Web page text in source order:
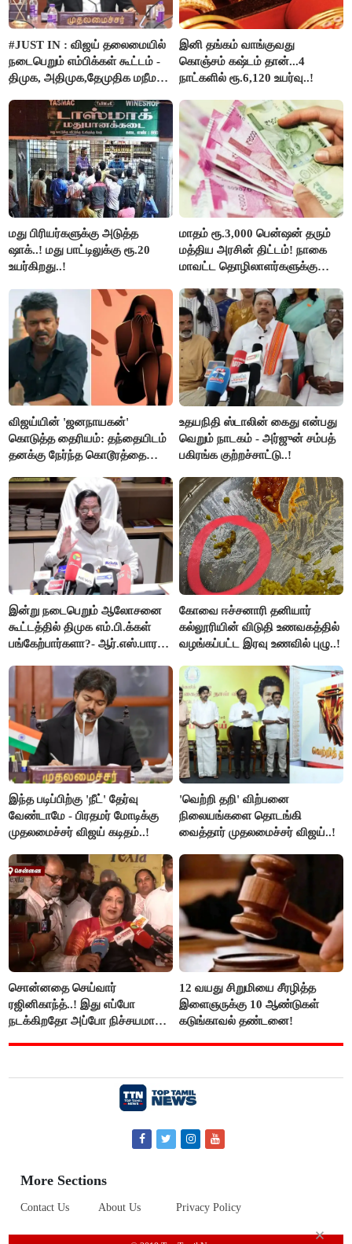
#JUST IN : விஜய் தலைமையில்
நடைபெறும் எம்பிக்கள் கூட்டம் -
திமுக, அதிமுக,தேமுதிக மநீம
இனி தங்கம் வாங்குவது
கொஞ்சம் கஷ்டம் தான்...4
நாட்களில் ரூ.6,120 உயர்வு..!
மது பிரியர்களுக்கு அடுத்த
ஷாக்..! மது பாட்டிலுக்கு ரூ.20
உயர்கிறது..!
மாதம் ரூ.3,000 பென்ஷன் தரும்
மத்திய அரசின் திட்டம்! நாகை
மாவட்ட தொழிலாளர்களுக்கு
செய்தி!
விஜய்யின் 'ஜனநாயகன்'
கொடுத்த தைரியம்: தந்தையிடம்
தனக்கு நேர்ந்த கொடூரத்தை
உதயநிதி ஸ்டாலின் கைது என்பது
வெறும் நாடகம் - அர்ஜுன் சம்பத்
பகிரங்க குற்றச்சாட்டு..!
இன்று நடைபெறும் ஆலோசனை
கூட்டத்தில் திமுக எம்.பி.க்கள்
பங்கேற்பார்களா?- ஆர்.எஸ்.பாரதி
கோவை ஈச்சனாரி தனியார்
கல்லூரியின் விடுதி உணவகத்தில்
வழங்கப்பட்ட இரவு உணவில் புழு..!
இந்த படிப்பிற்கு 'நீட்' தேர்வு
வேண்டாமே - பிரதமர் மோடிக்கு
முதலமைச்சர் விஜய் கடிதம்..!
'வெற்றி தறி' விற்பனை
நிலையங்களை தொடங்கி
வைத்தார் முதலமைச்சர் விஜய்..!
சொன்னதை செய்வார்
ரஜினிகாந்த்..! இது எப்போ
நடக்கிறதோ அப்போ நிச்சயமாக
12 வயது சிறுமியை சீரழித்த
இளைஞருக்கு 10 ஆண்டுகள்
கடுங்காவல் தண்டனை!
More Sections
Contact Us About Us Privacy Policy